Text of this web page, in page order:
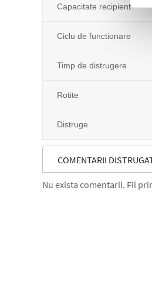
Capacitate recipient
Ciclu de functionare
Timp de distrugere
Rotite
Distruge
COMENTARII
Nu exista comentarii. Fii